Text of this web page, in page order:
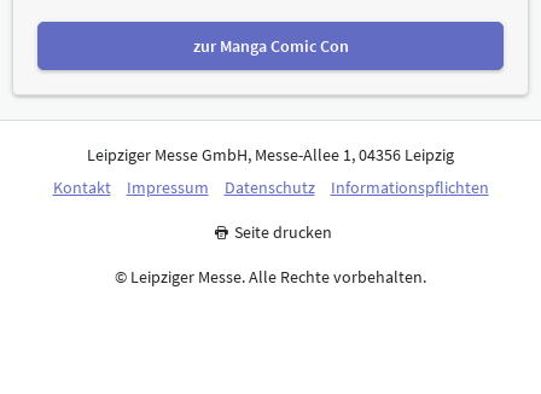
zur Manga Comic Con
Leipziger Messe GmbH, Messe-Allee 1, 04356 Leipzig
Kontakt
Impressum Datenschutz Informationspflichten
Seite drucken
© Leipziger Messe. Alle Rechte vorbehalten.